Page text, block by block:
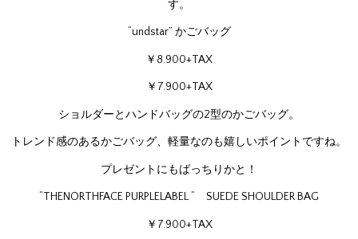
す。
“undstar” かごバッグ
￥8.900+TAX
￥7.900+TAX
ショルダーとハンドバッグの2型のかごバッグ。
トレンド感のあるかごバッグ、軽量なのも嬉しいポイントですね。
プレゼントにもばっちりかと！
“THENORTHFACE PURPLELABEL “ SUEDE SHOULDER BAG
￥7.900+TAX